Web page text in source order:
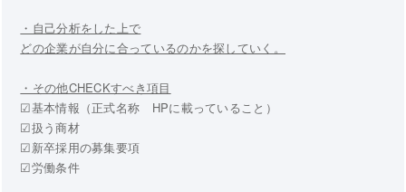
・自己分析をした上で
どの企業が自分に合っているのかを探していく。
・その他CHECKすべき項目
☑基本情報（正式名称 HPに載っていること）
☑扱う商材
☑新卒採用の募集要項
☑労働条件